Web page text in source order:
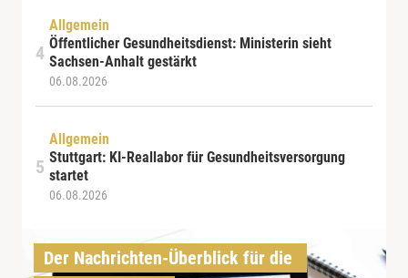
Allgemein
Öffentlicher Gesundheitsdienst: Ministerin sieht
Sachsen-Anhalt gestärkt
06.08.2026
Allgemein
Stuttgart: KI-Reallabor für Gesundheitsversorgung
startet
06.08.2026
Der Nachrichten-Überblick für die